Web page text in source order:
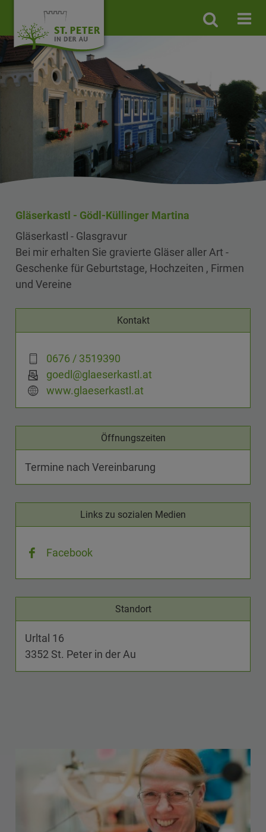
Site
search
Gläserkastl - Gödl-Küllinger Martina
Gläserkastl - Glasgravur
Bei mir erhalten Sie gravierte Gläser aller Art -
Geschenke für Geburtstage, Hochzeiten , Firmen
und Vereine
Kontakt
0676 / 3519390
goedl@glaeserkastl.at
www.glaeserkastl.at
Öffnungszeiten
Termine nach Vereinbarung
Links zu sozialen Medien
Facebook
Standort
Urltal 16
3352 St. Peter in der Au